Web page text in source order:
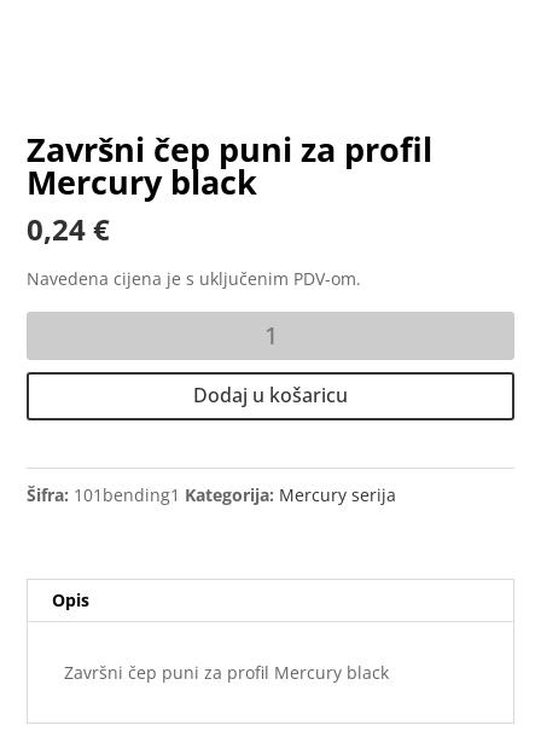
Završni čep puni za profil
Mercury black
0,24€
Navedena cijena je s uključenim PDV-om.
puni
Mercury
black
Dodaj u košaricu
Šifra: 101bending1 Kategorija: Mercury serija
Opis
Završni čep puni za profil Mercury black